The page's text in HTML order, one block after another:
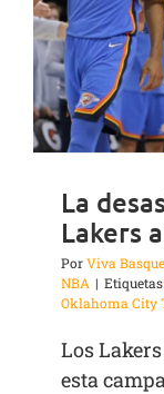
La
Lakers
PorViva
NBA | Etiquetas:
Oklahoma City
Los
esta